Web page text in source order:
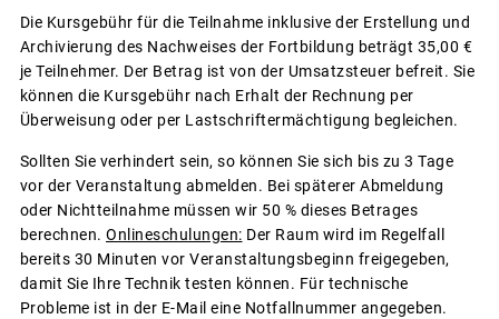
Die Kursgebühr für die Teilnahme inklusive der Erstellung und
Archivierung des Nachweises der Fortbildung beträgt 35,00 €
je Teilnehmer. Der Betrag ist von der Umsatzsteuer befreit. Sie
können die Kursgebühr nach Erhalt der Rechnung per
Überweisung oder per Lastschriftermächtigung begleichen.
Sollten Sie verhindert sein, so können Sie sich bis zu 3 Tage
vor der Veranstaltung abmelden. Bei späterer Abmeldung
oder Nichtteilnahme müssen wir 50 % dieses Betrages
berechnen. Onlineschulungen: Der Raum wird im Regelfall
bereits 30 Minuten vor Veranstaltungsbeginn freigegeben,
damit Sie Ihre Technik testen können. Für technische
Probleme ist in der E-Mail eine Notfallnummer angegeben.